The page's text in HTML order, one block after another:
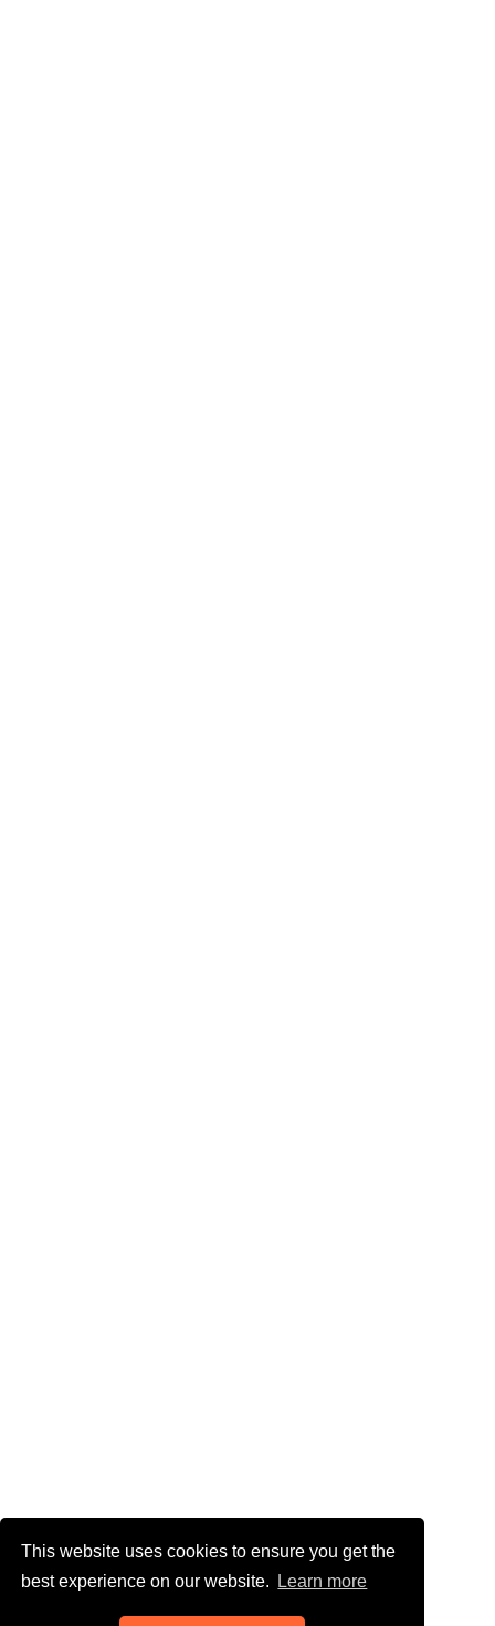
This website uses cookies to ensure you get the
best experience on our website.
Learn more